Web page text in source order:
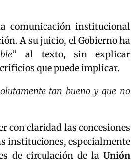
comunicación institucional
A su juicio, el Gobierno ha
” al texto, sin explicar
que puede implicar.
tan bueno y que no
con claridad las concesiones
instituciones, especialmente
de circulación de la Unión